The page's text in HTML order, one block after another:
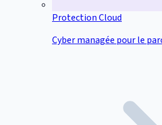
Protection Cloud
Cyber managée pour le